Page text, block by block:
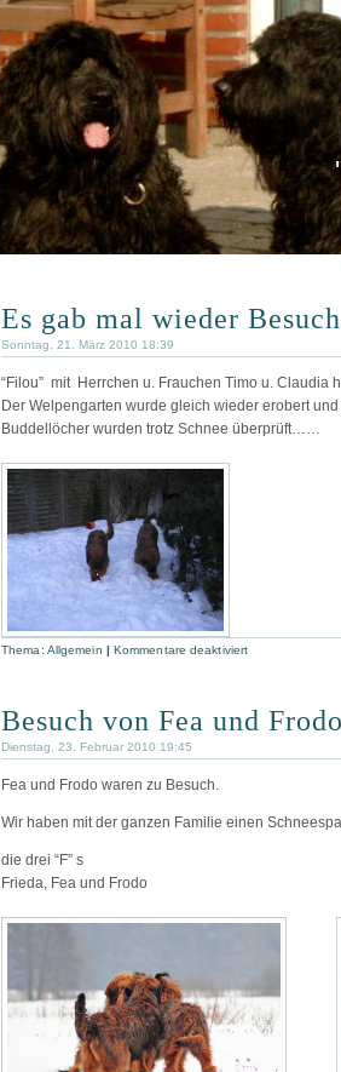
Es gab mal wieder
Sonntag, 21. März 2010 18:39
“Filou” mit Herrchen u. Frauchen Timo u. Claudia
Der Welpengarten wurde gleich wieder erobert
Buddellöcher wurden trotz Schnee überprüft……
Thema: Allgemein | Kommentare deaktiviert
Besuch von Fea und Frodo
Dienstag, 23. Februar 2010 19:45
Fea und Frodo waren zu Besuch.
Wir haben mit der ganzen Familie einen
die drei “F” s
Frieda, Fea und Frodo